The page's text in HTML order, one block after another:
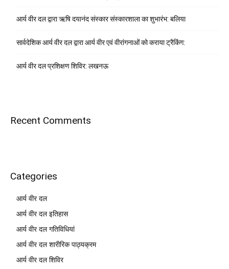
आर्य वीर दल द्वारा ऋषि दयानंद संस्कार संस्कारशाला का शुभारंभ: बलिया
सार्वदेशिक आर्य वीर दल द्वारा आर्य वीर एवं वीरांगनाओं को कराया ट्रैकिंग:
आर्य वीर दल प्रशिक्षण शिविर: लखनऊ
Recent Comments
Categories
आर्य वीर दल
आर्य वीर दल इतिहास
आर्य वीर दल गतिविधियां
आर्य वीर दल शारीरिक पाठ्यक्रम
आर्य वीर दल शिविर